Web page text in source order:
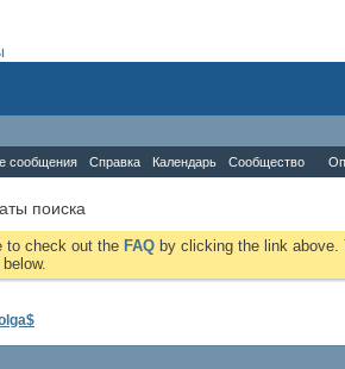
сообщения Справка Календарь Сообщество
поиска
to check out the FAQ by clicking the link above.